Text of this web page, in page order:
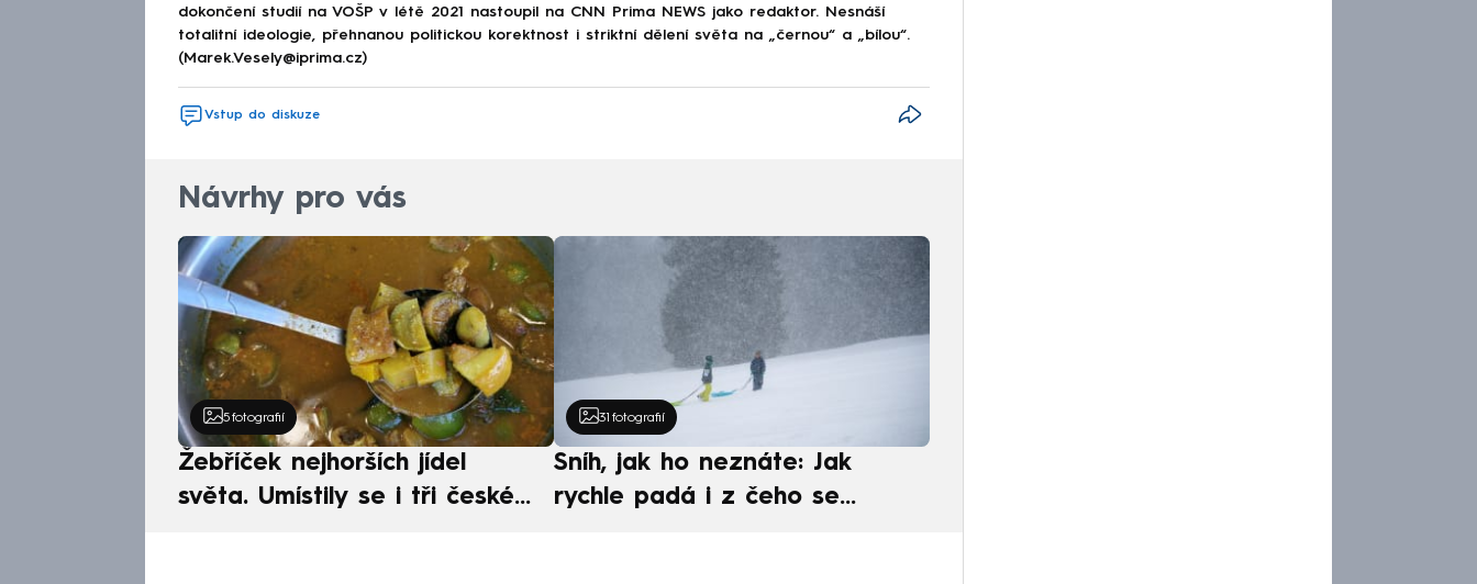
dokončení studií na VOŠP v létě 2021 nastoupil na CNN Prima NEWS jako redaktor. Nesnáší
totalitní ideologie, přehnanou politickou korektnost i striktní dělení světa na „černou“ a „bílou“.
(Marek.Vesely@iprima.cz)
Vstup do diskuze
Návrhy pro vás
5 fotografií
Žebříček nejhorších jídel
světa. Umístily se i tři české
31 fotografií
Sníh, jak ho neznáte: Jak
rychle padá i z čeho se